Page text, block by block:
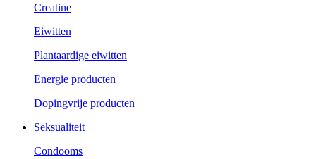
Creatine
Eiwitten
Plantaardige eiwitten
Energie producten
Dopingvrije producten
Seksualiteit
Condooms